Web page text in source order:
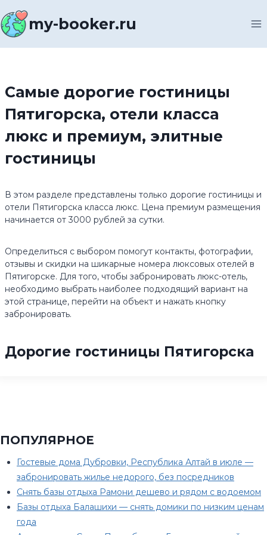
к
содержимомуmy-booker.ru
Самые дорогие гостиницы
Пятигорска, отели класса
люкс и премиум, элитные
гостиницы
В этом разделе представлены только дорогие гостиницы и
отели Пятигорска класса люкс. Цена премиум размещения
начинается от 3000 рублей за сутки.
Определиться с выбором помогут контакты, фотографии,
отзывы и скидки на шикарные номера люксовых отелей в
Пятигорске. Для того, чтобы забронировать люкс-отель,
необходимо выбрать наиболее подходящий вариант на
этой странице, перейти на объект и нажать кнопку
забронировать.
Дорогие гостиницы Пятигорска
ПОПУЛЯРНОЕ
Гостевые дома Дубровки, Республика Алтай в июле —
забронировать жилье недорого, без посредников
Снять базы отдыха Рамони дешево и рядом с водоемом
Базы отдыха Балашихи — снять домики по низким ценам
года